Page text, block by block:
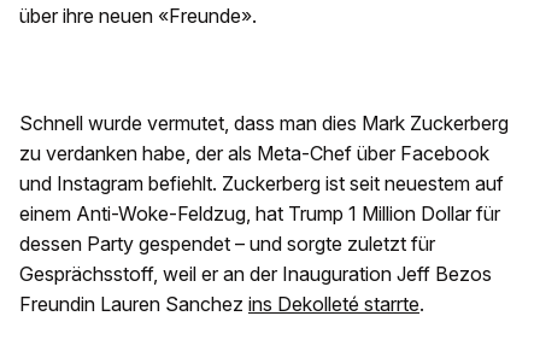
über ihre neuen «Freunde».
Schnell wurde vermutet, dass man dies Mark Zuckerberg
zu verdanken habe, der als Meta-Chef über Facebook
und Instagram befiehlt. Zuckerberg ist seit neuestem auf
einem Anti-Woke-Feldzug, hat Trump 1 Million Dollar für
dessen Party gespendet – und sorgte zuletzt für
Gesprächsstoff, weil er an der Inauguration Jeff Bezos
Freundin Lauren Sanchez ins Dekolleté starrte.